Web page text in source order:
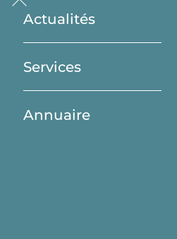
To
Top
Actualités
Services
Annuaire